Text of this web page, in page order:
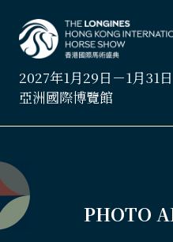
2027年1月29日－1月31日
亞洲國際博覽館
PHOTO